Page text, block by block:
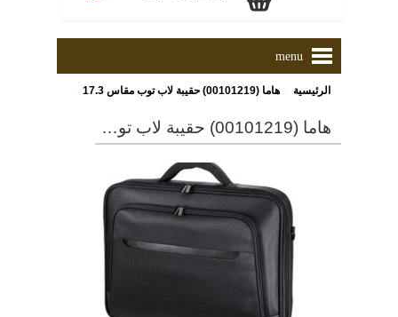
menu
الرئيسية هاما (00101219) حقيبة لاب توب مقاس 17.3 بوصة
هاما (00101219) حقيبة لاب توب مقاس 17.3 بوصة